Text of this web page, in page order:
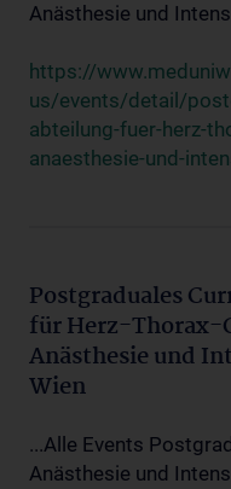
Anästhesie und
https://
us/events/detail/
abteilung-fuer-herz-
anaesthesie-und-
Postgraduales
für Herz-Thorax-
Anästhesie und
Wien
...Alle Events
Anästhesie und